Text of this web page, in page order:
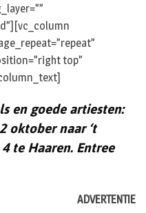
top”
en goede artiesten:
oktober naar ‘t
te Haaren. Entree
ADVERTENTIE